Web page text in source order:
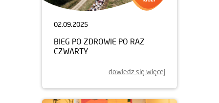
02.09.2025
BIEG PO ZDROWIE PO RAZ
CZWARTY
dowiedz się więcej